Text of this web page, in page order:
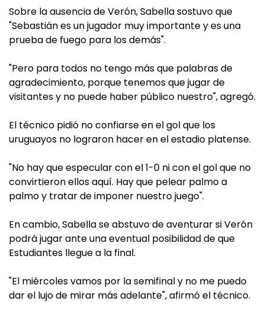
Sobre la ausencia de Verón, Sabella sostuvo que
"Sebastián es un jugador muy importante y es una
prueba de fuego para los demás".
"Pero para todos no tengo más que palabras de
agradecimiento, porque tenemos que jugar de
visitantes y no puede haber público nuestro", agregó.
El técnico pidió no confiarse en el gol que los
uruguayos no lograron hacer en el estadio platense.
"No hay que especular con el 1-0 ni con el gol que no
convirtieron ellos aquí. Hay que pelear palmo a
palmo y tratar de imponer nuestro juego".
En cambio, Sabella se abstuvo de aventurar si Verón
podrá jugar ante una eventual posibilidad de que
Estudiantes llegue a la final.
"El miércoles vamos por la semifinal y no me puedo
dar el lujo de mirar más adelante", afirmó el técnico.